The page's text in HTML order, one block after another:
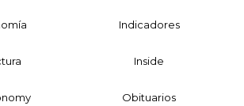
Indicadores
Inside
Obituarios